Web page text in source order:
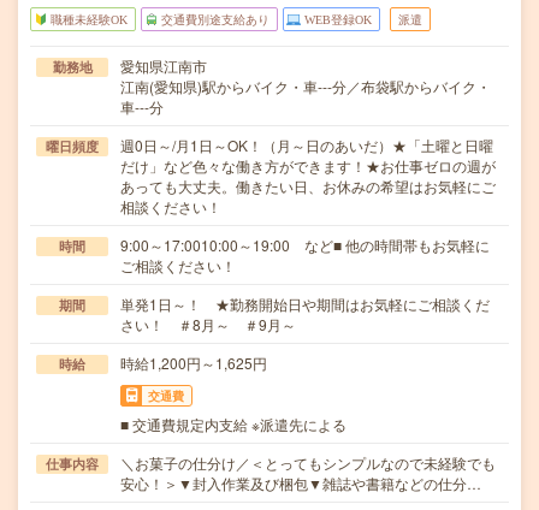
職種未経験OK 交通費別途支給あり WEB登録OK 派遣
勤務地
愛知県江南市
江南(愛知県)駅からバイク・車---分／布袋駅からバイク・
車---分
曜日頻度
週0日～/月1日～OK！（月～日のあいだ）★「土曜と日曜
だけ」など色々な働き方ができます！★お仕事ゼロの週が
あっても大丈夫。働きたい日、お休みの希望はお気軽にご
相談ください！
時間
9:00～17:0010:00～19:00 など■ 他の時間帯もお気軽に
ご相談ください！
期間
単発1日～！ ★勤務開始日や期間はお気軽にご相談くだ
さい！ ＃8月～ ＃9月～
時給 時給1,200円～1,625円
交通費
■ 交通費規定内支給 ※派遣先による
仕事内容
＼お菓子の仕分け／＜とってもシンプルなので未経験でも
安心！＞▼封入作業及び梱包▼雑誌や書籍などの仕分…